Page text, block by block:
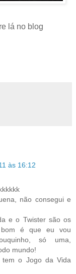
lá no blog
às 16:12
não consegui e
e o Twister são os
é que eu vou
só uma,
mundo!
tem o Jogo da Vida